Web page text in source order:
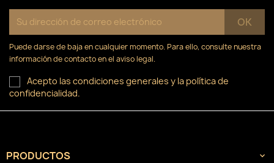
Puede darse de baja en cualquier momento. Para ello, consulte nuestra
información de contacto en el aviso legal.
Acepto las condiciones generales y la política de
confidencialidad.
PRODUCTOS 